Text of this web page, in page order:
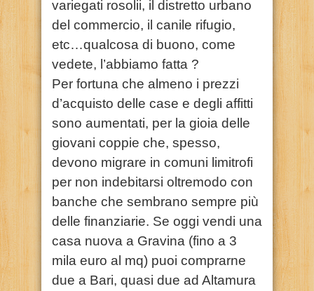
variegati rosolii, il distretto urbano
del commercio, il canile rifugio,
etc…qualcosa di buono, come
vedete, l’abbiamo fatta ?
Per fortuna che almeno i prezzi
d’acquisto delle case e degli affitti
sono aumentati, per la gioia delle
giovani coppie che, spesso,
devono migrare in comuni limitrofi
per non indebitarsi oltremodo con
banche che sembrano sempre più
delle finanziarie. Se oggi vendi una
casa nuova a Gravina (fino a 3
mila euro al mq) puoi comprarne
due a Bari, quasi due ad Altamura